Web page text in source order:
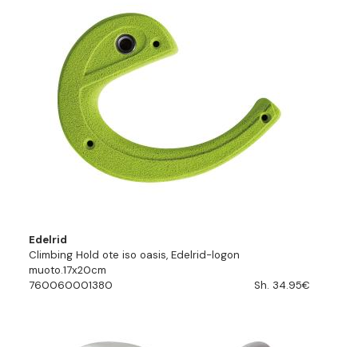
Edelrid
Climbing Hold ote iso oasis, Edelrid-logon
muoto.17x20cm
760060001380
Sh. 34.95€